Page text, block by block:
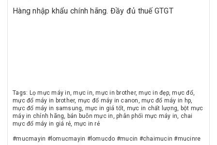
Hàng nhập khẩu chính hãng. Đầy đủ thuế GTGT
Tags: Lọ mực máy in, mực in, mực in brother, mực in đẹp, mực đổ,
mực đổ máy in brother, mực đổ máy in canon, mực đổ máy in hp,
mực đổ máy in samsung, mực in giá tốt, mực in chất lượng, bột mực
máy in chính hãng, bán buôn mực in, phân phối mực máy in, chai
mực đổ máy in giá rẻ, mực in rẻ
#mucmayin #lomucmayin #lomucdo #mucin #chaimucin #mucinre